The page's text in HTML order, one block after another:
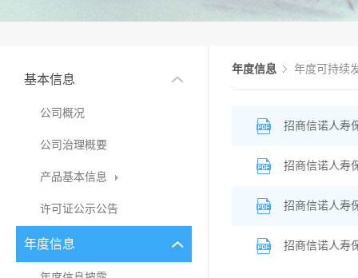
基本信息
公司概况
公司治理概要
产品基本信息
许可证公示公告
年度信息
年度信息 年度可持续
招商信诺人寿
招商信诺人寿
招商信诺人寿
招商信诺人寿